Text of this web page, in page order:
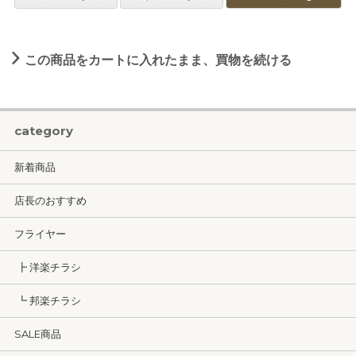
この商品をカートに入れたまま、買物を続ける
category
新着商品
店長のおすすめ
フライヤー
┣ 洋楽チラシ
┗ 邦楽チラシ
SALE商品